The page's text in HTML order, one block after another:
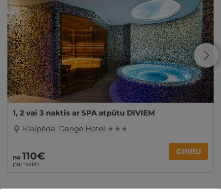
1, 2 vai 3 naktis ar SPA atpūtu DIVIEM
Klaipēda, Dangė Hotel ★ ★ ★
no 110€
par nakti
GRIBU